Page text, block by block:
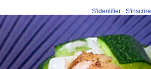
S'identifier - S'inscrire